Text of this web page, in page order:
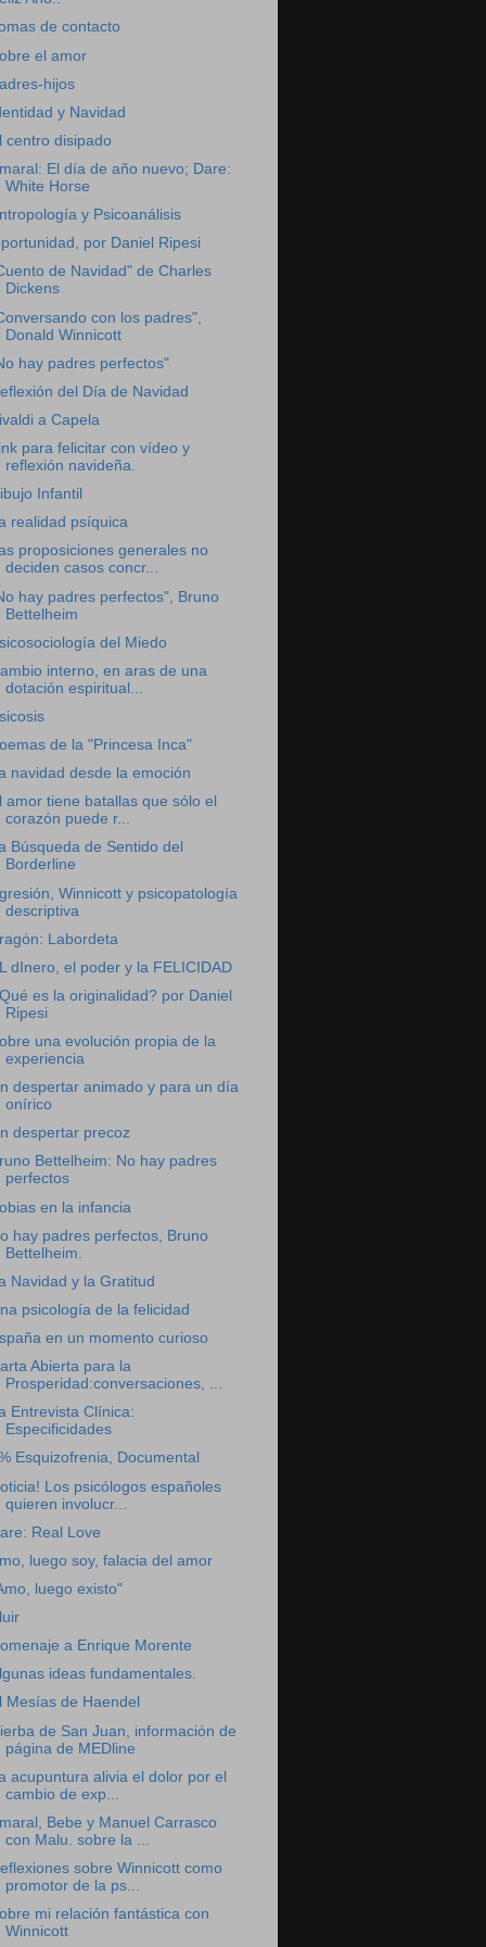
de contacto
el amor
hijos
y Navidad
centro disipado
El día de año nuevo; Dare:
White Horse
y Psicoanálisis
por Daniel Ripesi
de Navidad" de Charles
Dickens
con los padres",
Donald Winnicott
hay padres perfectos"
del Día de Navidad
a Capela
para felicitar con vídeo y
reflexión navideña.
Infantil
realidad psíquica
proposiciones generales no
deciden casos concr...
hay padres perfectos", Bruno
Bettelheim
del Miedo
interno, en aras de una
dotación espiritual...
de la "Princesa Inca"
navidad desde la emoción
amor tiene batallas que sólo el
corazón puede r...
Búsqueda de Sentido del
Borderline
Winnicott y psicopatología
descriptiva
Labordeta
dInero, el poder y la FELICIDAD
es la originalidad? por Daniel
Ripesi
una evolución propia de la
experiencia
despertar animado y para un día
onírico
despertar precoz
Bettelheim: No hay padres
perfectos
en la infancia
hay padres perfectos, Bruno
Bettelheim.
Navidad y la Gratitud
psicología de la felicidad
en un momento curioso
Abierta para la
Prosperidad:conversaciones, ...
Entrevista Clínica:
Especificidades
Esquizofrenia, Documental
Los psicólogos españoles
quieren involucr...
Real Love
luego soy, falacia del amor
luego existo"
a Enrique Morente
ideas fundamentales.
Mesías de Haendel
de San Juan, información de
página de MEDline
acupuntura alivia el dolor por el
cambio de exp...
Bebe y Manuel Carrasco
con Malu. sobre la ...
sobre Winnicott como
promotor de la ps...
mi relación fantástica con
Winnicott